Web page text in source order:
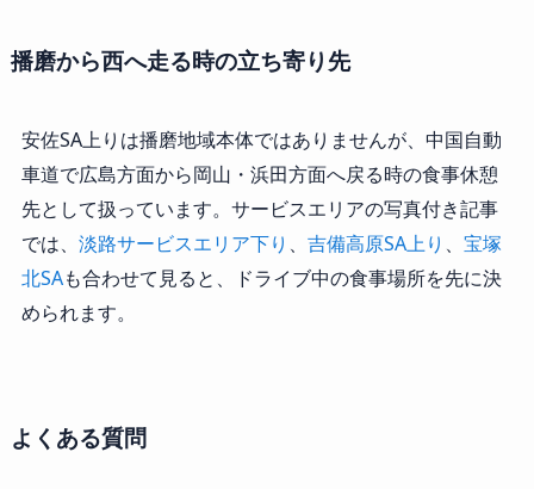
播磨から西へ走る時の立ち寄り先
安佐SA上りは播磨地域本体ではありませんが、中国自動
車道で広島方面から岡山・浜田方面へ戻る時の食事休憩
先として扱っています。サービスエリアの写真付き記事
では、 淡路サービスエリア下り 、 吉備高原SA上り 、 宝塚
北SAも合わせて見ると、ドライブ中の食事場所を先に決
められます。
よくある質問